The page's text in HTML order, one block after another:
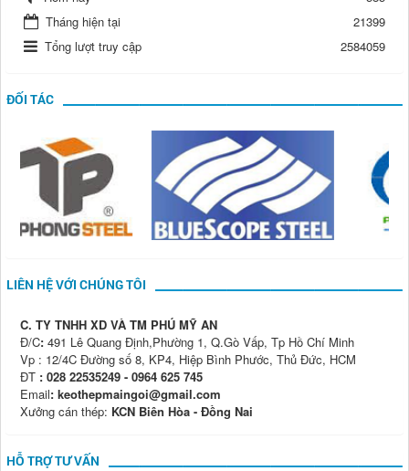
Tháng hiện tại
21399
Tổng lượt truy cập
2584059
ĐỐI TÁC
LIÊN HỆ VỚI CHÚNG TÔI
C. TY TNHH XD VÀ TM PHÚ MỸ AN
Đ/C: 491 Lê Quang Định,Phường 1, Q.Gò Vấp, Tp Hồ Chí Minh
Vp : 12/4C Đường số 8, KP4, Hiệp Bình Phước, Thủ Đức, HCM
ĐT : 028 22535249 - 0964 625 745
Email: keothepmaingoi@gmail.com
Xưởng cán thép: KCN Biên Hòa - Đồng Nai
HỖ TRỢ TƯ VẤN